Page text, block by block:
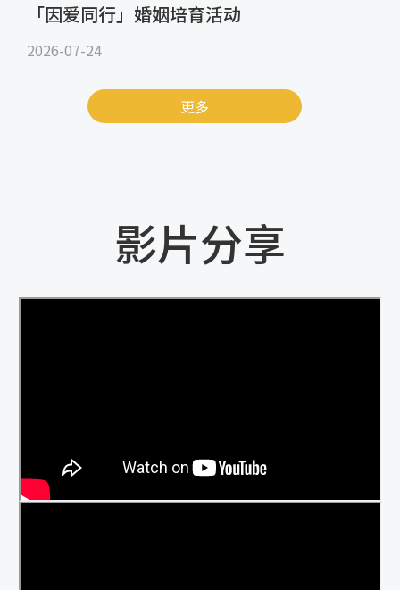
「因爱同行」婚姻培育活动
2026-07-24
更多
影片分享